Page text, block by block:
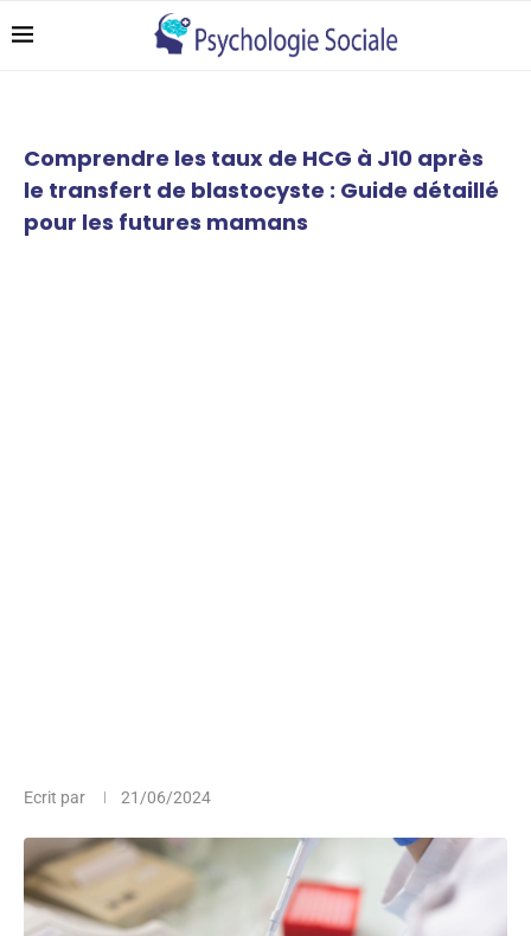
Comprendre les taux de HCG à J10 après
le transfert de blastocyste : Guide détaillé
pour les futures mamans
Ecrit par 21/06/2024